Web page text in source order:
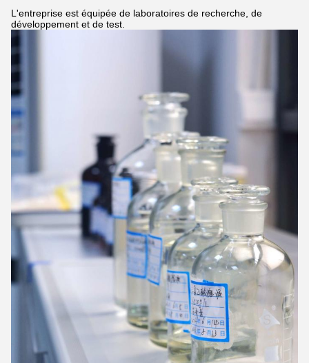
L'entreprise est équipée de laboratoires de recherche, de
développement et de test.